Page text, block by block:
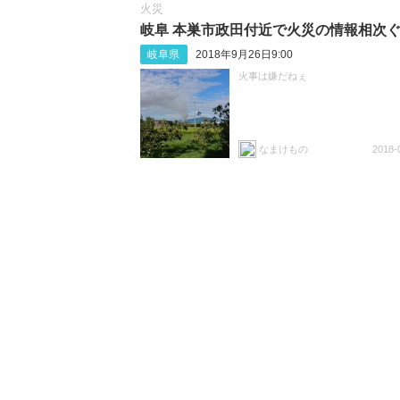
火災
岐阜 本巣市政田付近で火災の情報相次ぐ
岐阜県 2018年9月26日9:00
火事は嫌だねぇ
なまけもの 2018-